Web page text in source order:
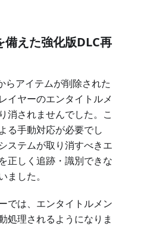
備えた強化版DLC再
らアイテムが削除された
イヤーのエンタイトルメ
消されませんでした。こ
る手動対応が必要でし
ステムが取り消すべきエ
正しく追跡・識別できな
ました。
では、エンタイトルメン
処理されるようになりま